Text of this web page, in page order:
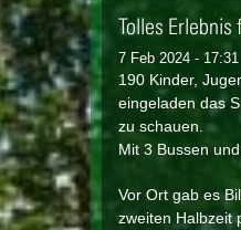
Tolles Erlebnis
7 Feb 2024 - 17:31
190 Kinder,
eingeladen das
zu schauen.
Mit 3 Bussen
Vor Ort gab es
zweiten Halbzeit